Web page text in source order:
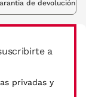
a
privadas y
de devolución